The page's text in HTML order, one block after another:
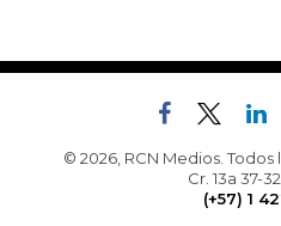
© 2026, RCN Medios.
Cr. 13a 37-
(+57) 1